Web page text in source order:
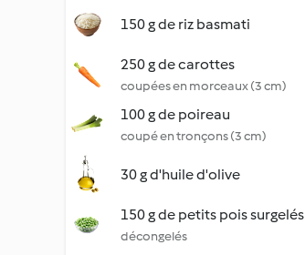
150 g de riz basmati
250 g de carottes
coupées en morceaux (3 cm)
100 g de poireau
coupé en tronçons (3 cm)
30 g d'huile d'olive
150 g de petits pois surgelés
décongelés